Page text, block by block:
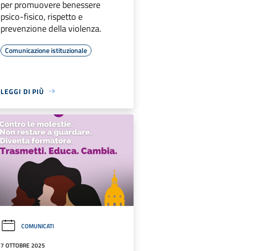
per promuovere benessere
psico-fisico, rispetto e
prevenzione della violenza.
Comunicazione istituzionale
LEGGI DI PIÙ
COMUNICATI
7 OTTOBRE 2025